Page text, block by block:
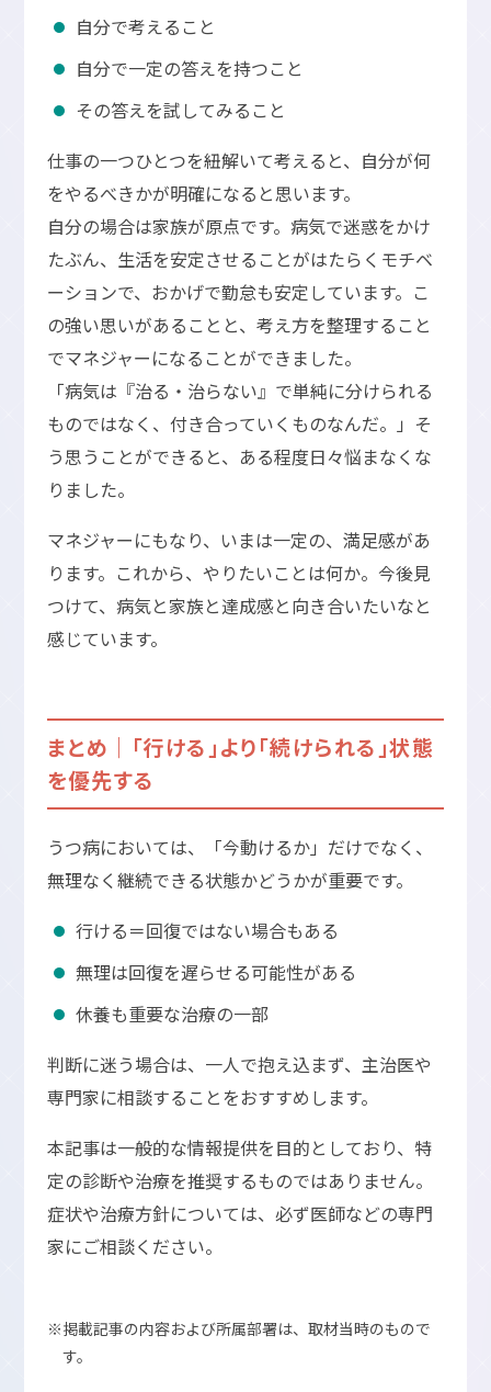
自分で考えること
自分で一定の答えを持つこと
その答えを試してみること
仕事の一つひとつを紐解いて考えると、自分が何
をやるべきかが明確になると思います。
自分の場合は家族が原点です。病気で迷惑をかけ
たぶん、生活を安定させることがはたらくモチベ
ーションで、おかげで勤怠も安定しています。こ
の強い思いがあることと、考え方を整理すること
でマネジャーになることができました。
「病気は『治る・治らない』で単純に分けられる
ものではなく、付き合っていくものなんだ。」そ
う思うことができると、ある程度日々悩まなくな
りました。
マネジャーにもなり、いまは一定の、満足感があ
ります。これから、やりたいことは何か。今後見
つけて、病気と家族と達成感と向き合いたいなと
感じています。
まとめ｜「行ける」より「続けられる」状態
を優先する
うつ病においては、「今動けるか」だけでなく、
無理なく継続できる状態かどうかが重要です。
行ける＝回復ではない場合もある
無理は回復を遅らせる可能性がある
休養も重要な治療の一部
判断に迷う場合は、一人で抱え込まず、主治医や
専門家に相談することをおすすめします。
本記事は一般的な情報提供を目的としており、特
定の診断や治療を推奨するものではありません。
症状や治療方針については、必ず医師などの専門
家にご相談ください。
※掲載記事の内容および所属部署は、取材当時のもので
す。